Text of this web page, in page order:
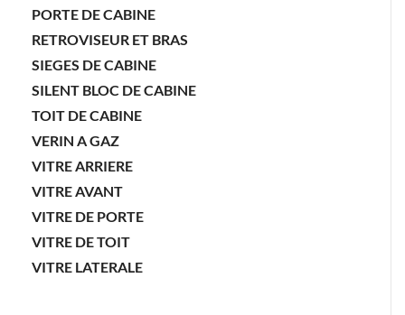
PORTE DE CABINE
RETROVISEUR ET BRAS
SIEGES DE CABINE
SILENT BLOC DE CABINE
TOIT DE CABINE
VERIN A GAZ
VITRE ARRIERE
VITRE AVANT
VITRE DE PORTE
VITRE DE TOIT
VITRE LATERALE